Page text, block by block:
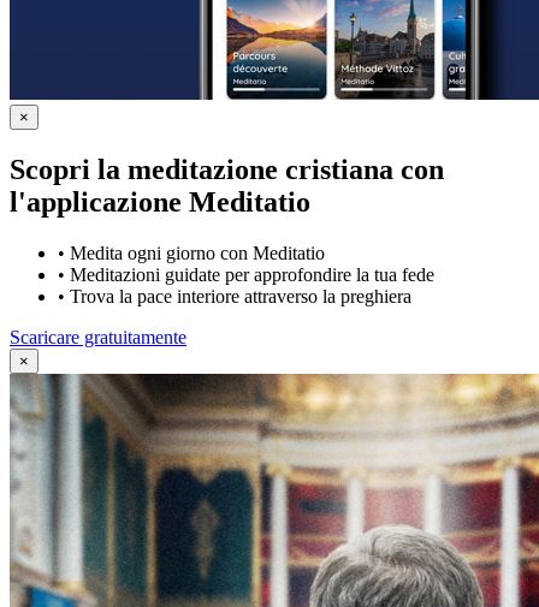
×
Scopri la meditazione cristiana con
l'applicazione Meditatio
• Medita ogni giorno con Meditatio
• Meditazioni guidate per approfondire la tua fede
• Trova la pace interiore attraverso la preghiera
Scaricare gratuitamente
×